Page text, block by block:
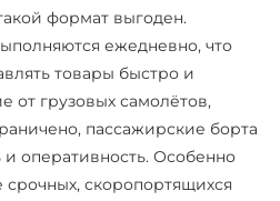
формат выгоден.
ежедневно, что
товары быстро и
от грузовых самолётов,
пассажирские борта
оперативность. Особенно
срочных, скоропортящихся